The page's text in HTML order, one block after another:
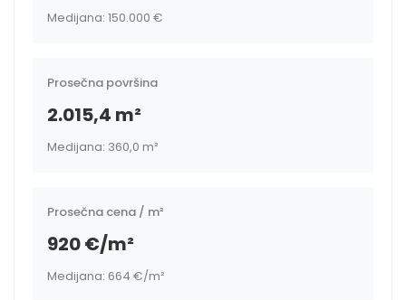
Medijana: 150.000 €
Prosečna površina
2.015,4 m²
Medijana: 360,0 m²
Prosečna cena / m²
920 €/m²
Medijana: 664 €/m²